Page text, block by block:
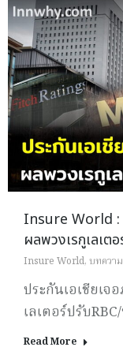
Insure World : ป
ผลพวงเรกูเลเต
Insure World, บทความ
ประกันเอเชียเจ
เลเตอร์ปรับ
Read More